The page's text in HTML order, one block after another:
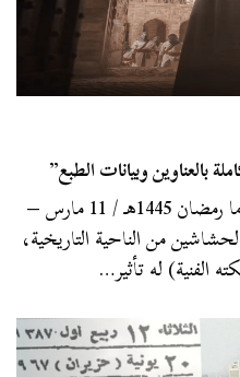
بالعناوين وبيانات الطبع”
تابع موقع الميزان خلال تغطية دراما رمضان 1445هـ / 11 مارس –
من الناحية التاريخية،
الفنية) له تأثير…